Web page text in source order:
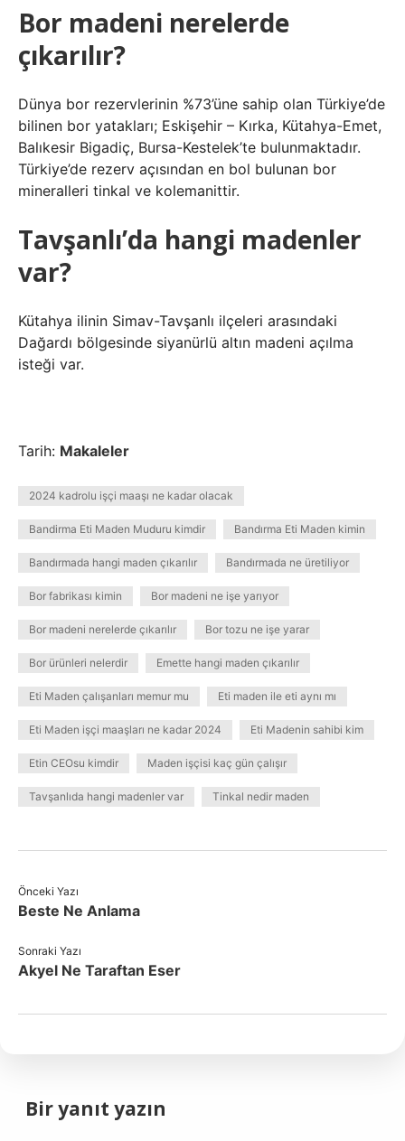
Bor madeni nerelerde
çıkarılır?
Dünya bor rezervlerinin %73’üne sahip olan Türkiye’de
bilinen bor yatakları; Eskişehir – Kırka, Kütahya-Emet,
Balıkesir Bigadiç, Bursa-Kestelek’te bulunmaktadır.
Türkiye’de rezerv açısından en bol bulunan bor
mineralleri tinkal ve kolemanittir.
Tavşanlı’da hangi madenler
var?
Kütahya ilinin Simav-Tavşanlı ilçeleri arasındaki
Dağardı bölgesinde siyanürlü altın madeni açılma
isteği var.
Tarih: Makaleler
2024 kadrolu işçi maaşı ne kadar olacak
Bandirma Eti Maden Muduru kimdir Bandırma Eti Maden kimin
Bandırmada hangi maden çıkarılır Bandırmada ne üretiliyor
Bor fabrikası kimin Bor madeni ne işe yarıyor
Bor madeni nerelerde çıkarılır Bor tozu ne işe yarar
Bor ürünleri nelerdir Emette hangi maden çıkarılır
Eti Maden çalışanları memur mu Eti maden ile eti aynı mı
Eti Maden işçi maaşları ne kadar 2024 Eti Madenin sahibi kim
Etin CEOsu kimdir Maden işçisi kaç gün çalışır
Tavşanlıda hangi madenler var Tinkal nedir maden
Önceki Yazı
Beste Ne Anlama
Sonraki Yazı
Akyel Ne Taraftan Eser
Bir yanıt yazın